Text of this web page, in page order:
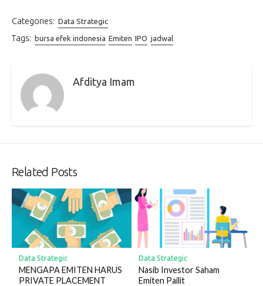
Categories: Data Strategic
Tags: bursa efek indonesia Emiten IPO jadwal
Afditya Imam
Related Posts
Data Strategic
MENGAPA EMITEN HARUS
PRIVATE PLACEMENT
Data Strategic
Nasib Investor Saham
Emiten Pailit